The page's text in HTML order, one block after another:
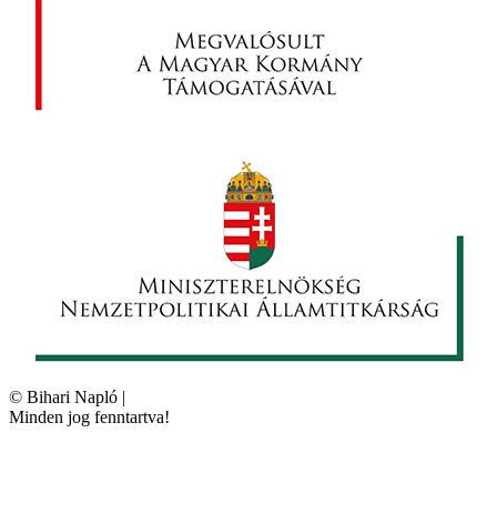
© Bihari Napló |
Minden jog fenntartva!